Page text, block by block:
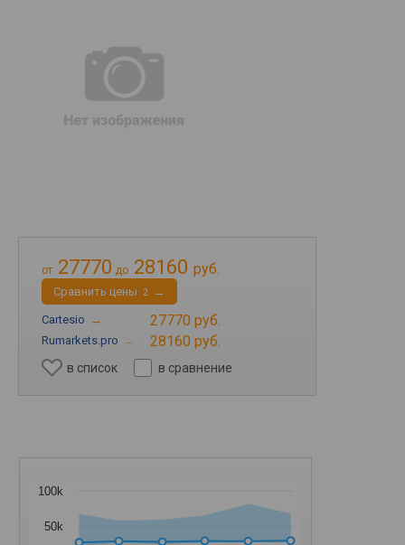
от 27770 до 28160 руб.
Cравнить цены 2 →
Cartesio → 27770 руб.
Rumarkets.pro → 28160 руб.
в список в сравнение
50k
100k